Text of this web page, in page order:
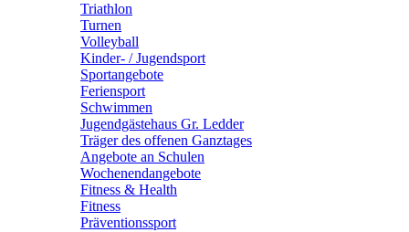
Triathlon
Turnen
Volleyball
Kinder- / Jugendsport
Sportangebote
Feriensport
Schwimmen
Jugendgästehaus Gr. Ledder
Träger des offenen Ganztages
Angebote an Schulen
Wochenendangebote
Fitness & Health
Fitness
Präventionssport